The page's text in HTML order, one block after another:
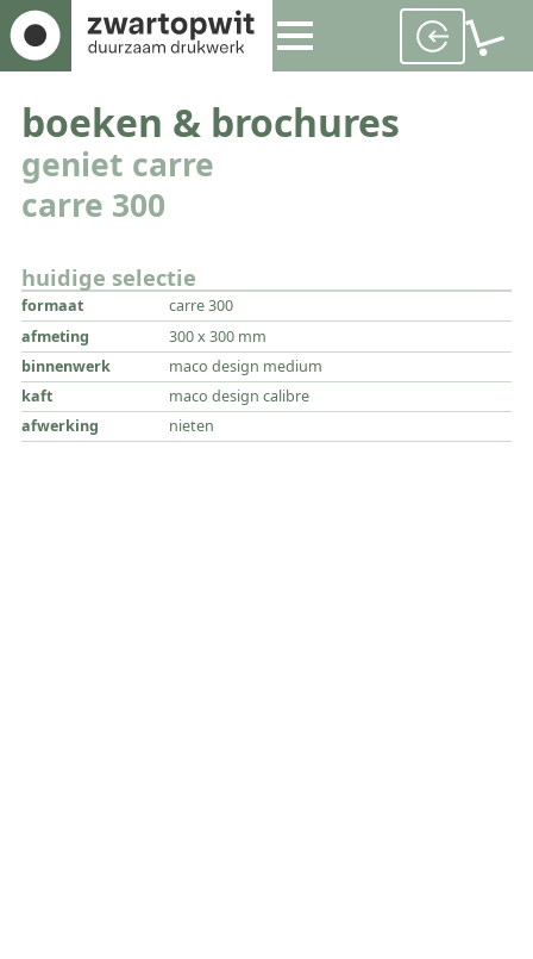
boeken & brochures
geniet carre
carre 300
huidige selectie
formaat
carre 300
afmeting
300 x 300 mm
binnenwerk
maco design medium
kaft
maco design calibre
afwerking
nieten